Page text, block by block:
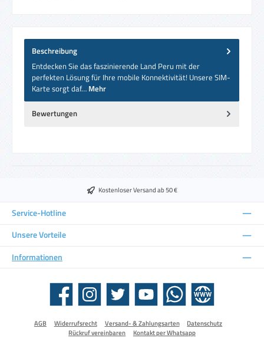
Beschreibung
Entdecken Sie das faszinierende Land Peru mit der
perfekten Lösung für Ihre mobile Konnektivität! Unsere SIM-
Karte sorgt daf… Mehr
Bewertungen
Kostenloser Versand ab 50 €
Service-Hotline
Unsere Vorteile
Informationen
Facebook Instagram Twitter YouTube WhatsApp Website
AGB Widerrufsrecht Versand- & Zahlungsarten
Datenschutz
Rückruf vereinbaren
Kontakt per Whatsapp